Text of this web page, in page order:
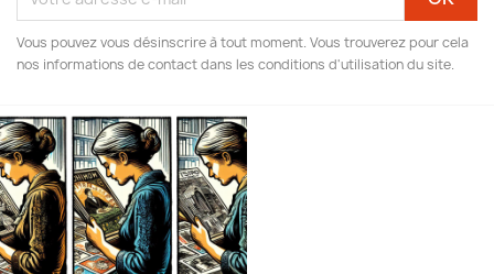
Vous pouvez vous désinscrire à tout moment. Vous trouverez pour cela
nos informations de contact dans les conditions d'utilisation du site.